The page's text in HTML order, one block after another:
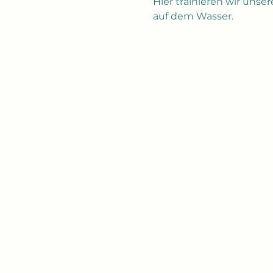
auf dem Wasser.